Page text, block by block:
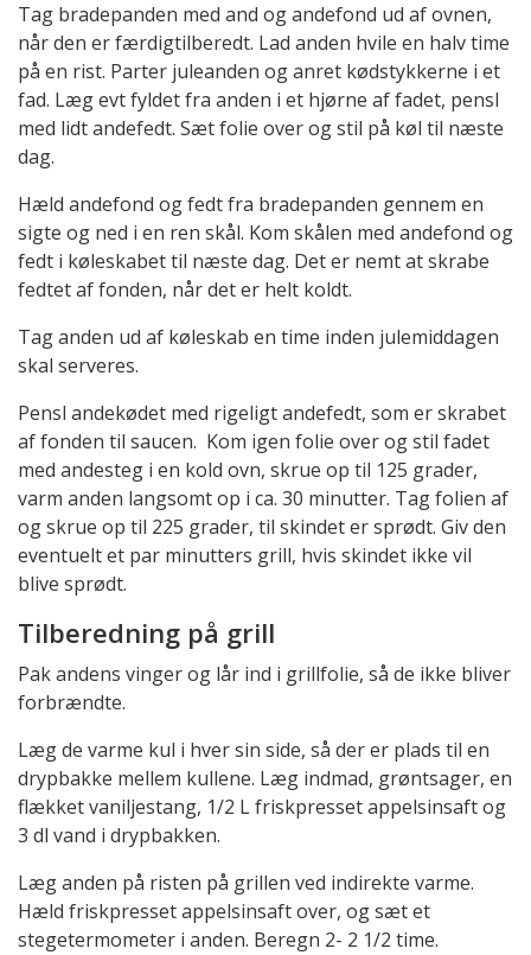
Tag bradepanden med and og andefond ud af ovnen,
når den er færdigtilberedt. Lad anden hvile en halv time
på en rist. Parter juleanden og anret kødstykkerne i et
fad. Læg evt fyldet fra anden i et hjørne af fadet, pensl
med lidt andefedt. Sæt folie over og stil på køl til næste
dag.
Hæld andefond og fedt fra bradepanden gennem en
sigte og ned i en ren skål. Kom skålen med andefond og
fedt i køleskabet til næste dag. Det er nemt at skrabe
fedtet af fonden, når det er helt koldt.
Tag anden ud af køleskab en time inden julemiddagen
skal serveres.
Pensl andekødet med rigeligt andefedt, som er skrabet
af fonden til saucen. Kom igen folie over og stil fadet
med andesteg i en kold ovn, skrue op til 125 grader,
varm anden langsomt op i ca. 30 minutter. Tag folien af
og skrue op til 225 grader, til skindet er sprødt. Giv den
eventuelt et par minutters grill, hvis skindet ikke vil
blive sprødt.
Tilberedning på grill
Pak andens vinger og lår ind i grillfolie, så de ikke bliver
forbrændte.
Læg de varme kul i hver sin side, så der er plads til en
drypbakke mellem kullene. Læg indmad, grøntsager, en
flækket vaniljestang, 1/2 L friskpresset appelsinsaft og
3 dl vand i drypbakken.
Læg anden på risten på grillen ved indirekte varme.
Hæld friskpresset appelsinsaft over, og sæt et
stegetermometer i anden. Beregn 2- 2 1/2 time.